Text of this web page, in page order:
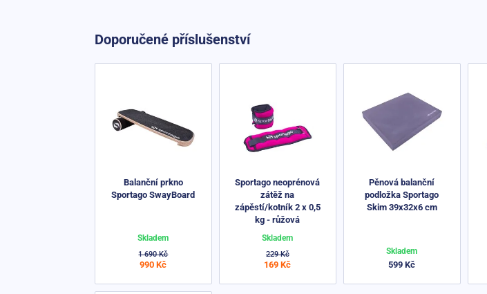
Doporučené příslušenství
Balanční prkno
Sportago SwayBoard
1 690 Kč
990 Kč
Skladem
Sportago neoprénová
zátěž na
zápěstí/kotník 2 x 0,5
kg - růžová
229 Kč
169 Kč
Skladem
Pěnová balanční
podložka Sportago
Skim 39x32x6 cm
599 Kč
Skladem